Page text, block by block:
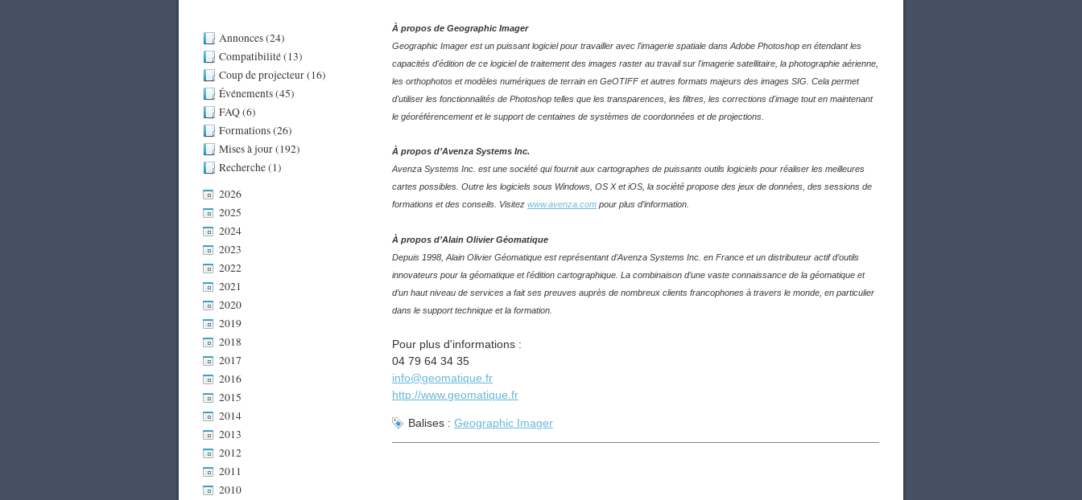
Annonces (24)
Compatibilité (13)
Coup de projecteur (16)
Événements (45)
FAQ (6)
Formations (26)
Mises à jour (192)
Recherche (1)
2026
2025
2024
2023
2022
2021
2020
2019
2018
2017
2016
2015
2014
2013
2012
2011
2010
À propos de Geographic Imager
Geographic Imager est un puissant logiciel pour travailler avec l'imagerie spatiale dans Adobe Photoshop en étendant les
capacités d'édition de ce logiciel de traitement des images raster au travail sur l'imagerie satellitaire, la photographie aérienne,
les orthophotos et modèles numériques de terrain en GeOTIFF et autres formats majeurs des images SIG. Cela permet
d'utiliser les fonctionnalités de Photoshop telles que les transparences, les filtres, les corrections d'image tout en maintenant
le géoréférencement et le support de centaines de systèmes de coordonnées et de projections.
À propos d’Avenza Systems Inc.
Avenza Systems Inc. est une société qui fournit aux cartographes de puissants outils logiciels pour réaliser les meilleures
cartes possibles. Outre les logiciels sous Windows, OS X et iOS, la société propose des jeux de données, des sessions de
formations et des conseils. Visitez www.avenza.com pour plus d’information.
À propos d’Alain Olivier Géomatique
Depuis 1998, Alain Olivier Géomatique est représentant d’Avenza Systems Inc. en France et un distributeur actif d’outils
innovateurs pour la géomatique et l'édition cartographique. La combinaison d’une vaste connaissance de la géomatique et
d’un haut niveau de services a fait ses preuves auprès de nombreux clients francophones à travers le monde, en particulier
dans le support technique et la formation.
Pour plus d'informations :
04 79 64 34 35
info@geomatique.fr
http://www.geomatique.fr
Balises : Geographic Imager